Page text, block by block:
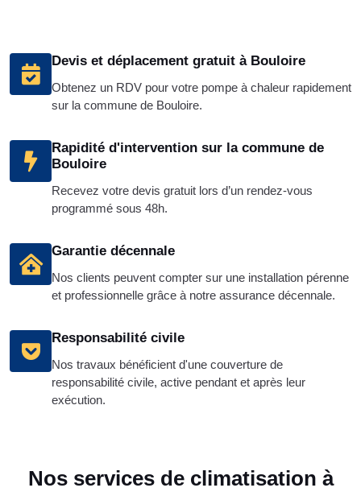
Devis et déplacement gratuit à Bouloire
Obtenez un RDV pour votre pompe à chaleur rapidement
sur la commune de Bouloire.
Rapidité d'intervention sur la commune de
Bouloire
Recevez votre devis gratuit lors d’un rendez-vous
programmé sous 48h.
Garantie décennale
Nos clients peuvent compter sur une installation pérenne
et professionnelle grâce à notre assurance décennale.
Responsabilité civile
Nos travaux bénéficient d'une couverture de
responsabilité civile, active pendant et après leur
exécution.
Nos services de climatisation à